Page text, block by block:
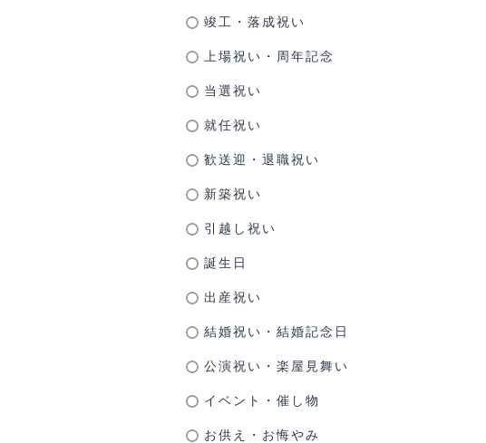
竣工・落成祝い
上場祝い・周年記念
当選祝い
就任祝い
歓送迎・退職祝い
新築祝い
引越し祝い
誕生日
出産祝い
結婚祝い・結婚記念日
公演祝い・楽屋見舞い
イベント・催し物
お供え・お悔やみ